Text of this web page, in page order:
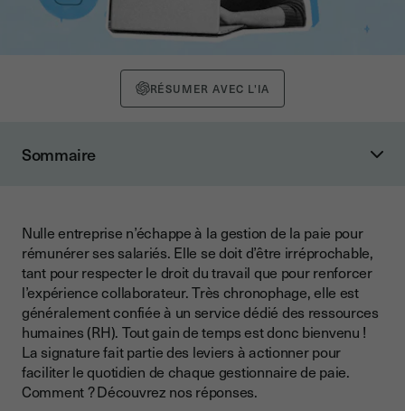
RÉSUMER AVEC L'IA
Sommaire
Comment la signature électronique simplifie-t-elle la gestion
de la paie dans les entreprises ?
Quels sont les avantages immédiats de la signature
électronique sur la gestion de la paie ?
Comment mettre en place la signature électronique dans les
entreprises ?
Gestion de la paie et signature électronique, ce qu’il faut
retenir
Nulle entreprise n’échappe à la gestion de la paie pour
rémunérer ses salariés. Elle se doit d’être irréprochable,
tant pour respecter le droit du travail que pour renforcer
l’expérience collaborateur. Très chronophage, elle est
généralement confiée à un service dédié des ressources
humaines (RH). Tout gain de temps est donc bienvenu !
La signature fait partie des leviers à actionner pour
faciliter le quotidien de chaque gestionnaire de paie.
Comment ? Découvrez nos réponses.